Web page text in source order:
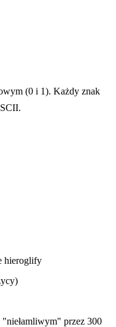
(0 i 1). Każdy znak
hieroglify
przez 300